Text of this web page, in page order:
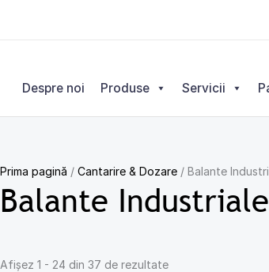
Despre noi Produse Servicii
Prima pagină / Cantarire & Dozare / Balante
Balante
Afișez 1 - 24 din 37 de rezultate
recente